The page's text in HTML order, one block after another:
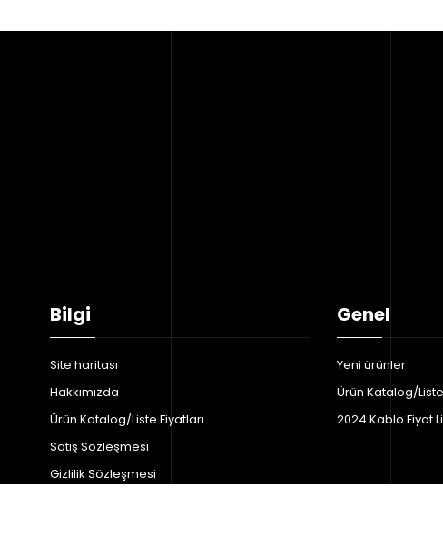
Bilgi
Site haritası
Hakkımızda
Ürün Katalog/Liste Fiyatları
Satış Sözleşmesi
Gizlilik Sözleşmesi
Genel
Yeni ürünler
Ürün Katalog/Liste
2024 Kablo Fiyat